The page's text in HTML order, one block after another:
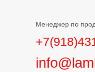
Менеджер по